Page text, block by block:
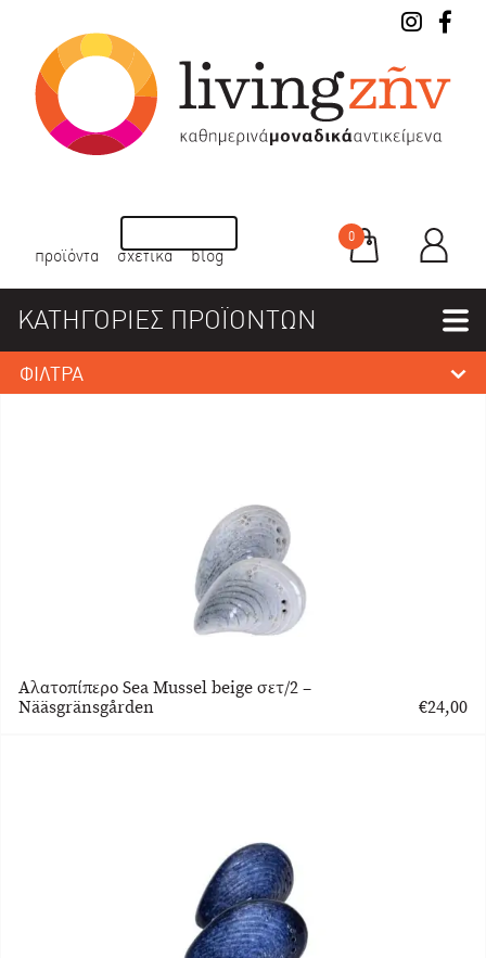
προϊόντα σχετικά blog
0
ΚΑΤΗΓΟΡΙΕΣ ΠΡΟΪΟΝΤΩΝ
ΦΙΛΤΡΑ
Αλατοπίπερο Sea Mussel beige σετ/2 –
Nääsgränsgården
€24,00